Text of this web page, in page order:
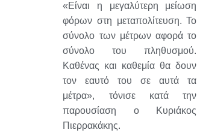
«Είναι η μεγαλύτερη μείωση
φόρων στη μεταπολίτευση. Το
σύνολο των μέτρων αφορά το
σύνολο του πληθυσμού.
Καθένας και καθεμία θα δουν
τον εαυτό του σε αυτά τα
μέτρα», τόνισε κατά την
παρουσίαση ο Κυριάκος
Πιερρακάκης.